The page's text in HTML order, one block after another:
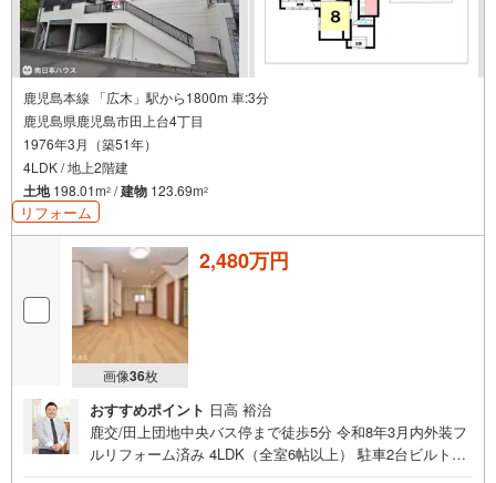
鹿児島本線 「広木」駅から1800m 車:3分
鹿児島県鹿児島市田上台4丁目
1976年3月（築51年）
4LDK / 地上2階建
土地198.01m2 /建物 123.69m2
リフォーム
画像36枚
2,480万円
おすすめポイント 日高 裕治
鹿交/田上団地中央バス停まで徒歩5分 令和8年3月内外装フ
ルリフォーム済み 4LDK（全室6帖以上） 駐車2台ビルトイ